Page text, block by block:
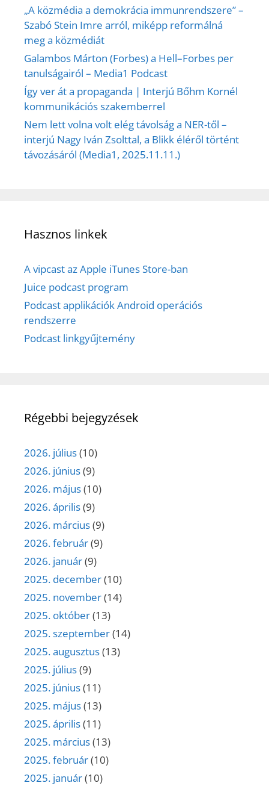
„A közmédia a demokrácia immunrendszere” –
Szabó Stein Imre arról, miképp reformálná
meg a közmédiát
Galambos Márton (Forbes) a Hell–Forbes per
tanulságairól – Media1 Podcast
Így ver át a propaganda | Interjú Bőhm Kornél
kommunikációs szakemberrel
Nem lett volna volt elég távolság a NER-től –
interjú Nagy Iván Zsolttal, a Blikk éléről történt
távozásáról (Media1, 2025.11.11.)
Hasznos linkek
A vipcast az Apple iTunes Store-ban
Juice podcast program
Podcast applikációk Android operációs
rendszerre
Podcast linkgyűjtemény
Régebbi bejegyzések
2026. július(10)
2026. június(9)
2026. május(10)
2026. április(9)
2026. március(9)
2026. február(9)
2026. január(9)
2025. december(10)
2025. november(14)
2025. október(13)
2025. szeptember(14)
2025. augusztus(13)
2025. július(9)
2025. június(11)
2025. május(13)
2025. április(11)
2025. március(13)
2025. február(10)
2025. január(10)